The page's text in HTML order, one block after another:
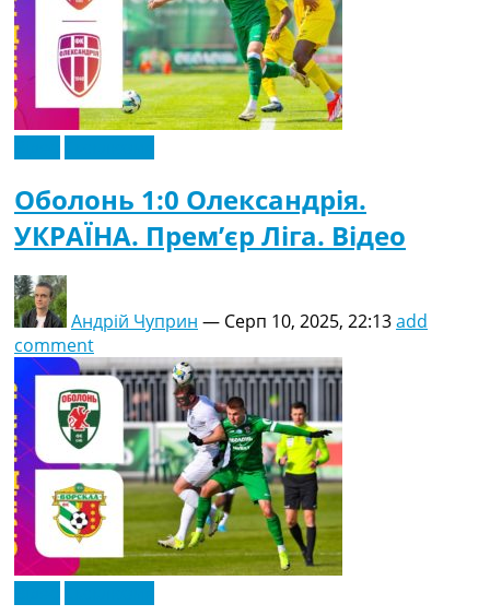
Оболонь 1:0 Олександрія.
УКРАЇНА. Прем’єр Ліга. Відео
Андрій Чуприн — Серп 10, 2025, 22:13add
comment